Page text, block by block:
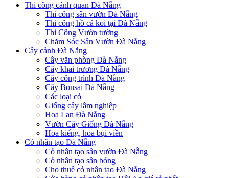
Thi công cảnh quan Đà Nẵng
Thi công sân vườn Đà Nẵng
Thi công hồ cá koi tại Đà Nẵng
Thi Công Vườn tường
Chăm Sóc Sân Vườn Đà Nẵng
Cây cảnh Đà Nẵng
Cây văn phòng Đà Nẵng
Cây khai trương Đà Nẵng
Cây công trình Đà Nẵng
Cây Bonsai Đà Nẵng
Các loại cỏ
Giống cây lâm nghiệp
Hoa Lan Đà Nẵng
Vườn Cây Giống Đà Nẵng
Hoa kiểng, hoa bụi viền
Cỏ nhân tạo Đà Nẵng
Cỏ nhân tạo sân vườn Đà Nẵng
Cỏ nhân tạo sân bóng
Cho thuê cỏ nhân tạo Đà Nẵng